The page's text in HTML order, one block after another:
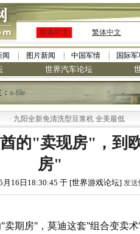
简体中文 繁体中文
闻 图片新闻 中国军情 国际军
世界汽车论坛
x-file
全新免清洗型豆浆机 全美最低
的"卖现房"，到
房"
16日18:30:45 于 [世界游戏论坛] 发送
期房"，莫迪这套"组合变卖